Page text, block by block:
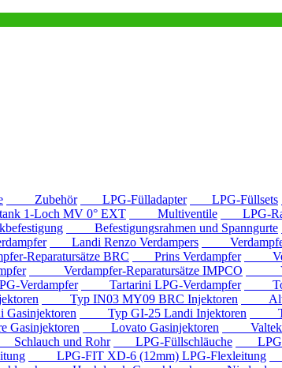
Zubehör LPG-Fülladapter LPG-Füllsets
1-Loch MV 0° EXT Multiventile LPG-
Befestigungsrahmen und Spanngurte
Landi Renzo Verdampers
Reparatursätze BRC Prins Verdampfer
Verdampfer-Reparatursätze IMPCO
Verdampfer Tartarini LPG-Verdampfer
Typ IN03 MY09 BRC Injektoren Alter
Typ GI-25 Landi Injektoren Typ
Lovato Gasinjektoren Valtek
Schlauch und Rohr LPG-Füllschläuche LPG-
LPG-FIT XD-6 (12mm) LPG-Flexleitung